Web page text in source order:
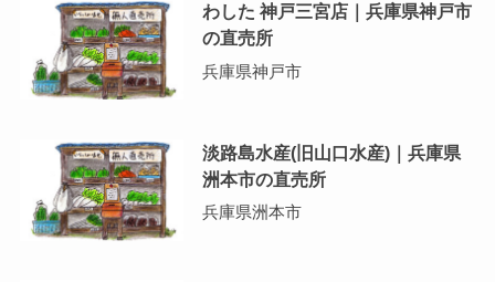
わした 神戸三宮店｜兵庫県神戸市
の直売所
兵庫県神戸市
淡路島水産(旧山口水産)｜兵庫県
洲本市の直売所
兵庫県洲本市